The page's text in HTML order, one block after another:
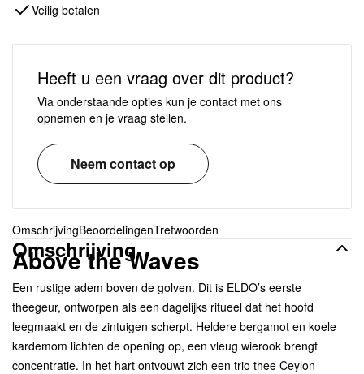
Veilig betalen
Heeft u een vraag over dit product?
Via onderstaande opties kun je contact met ons
opnemen en je vraag stellen.
Neem contact op
OmschrijvingBeoordelingenTrefwoorden
Omschrijving
Above the Waves
Een rustige adem boven de golven. Dit is ELDO’s eerste
theegeur, ontworpen als een dagelijks ritueel dat het hoofd
leegmaakt en de zintuigen scherpt. Heldere bergamot en koele
kardemom lichten de opening op, een vleug wierook brengt
concentratie. In het hart ontvouwt zich een trio thee Ceylon